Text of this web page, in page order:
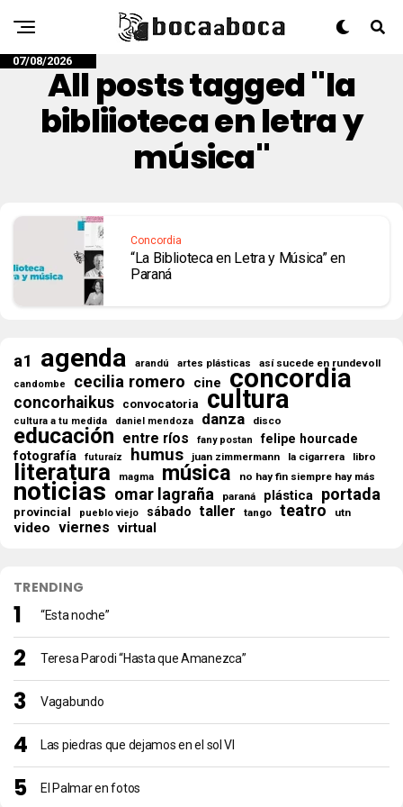
07/08/2026
All posts tagged "la
bibliioteca en letra y
música"
Concordia
“La Biblioteca en Letra y Música” en
Paraná
a1 agenda arandú artes plásticas así sucede en rundevoll
candombe cecilia romero cine concordia
concorhaikus convocatoria cultura
cultura a tu medida daniel mendoza danza disco
educación entre ríos fany postan felipe hourcade
fotografía futuraíz humus juan zimmermann la cigarrera libro
literatura magma música no hay fin siempre hay más
noticias omar lagraña paraná plástica portada
provincial pueblo viejo sábado taller tango teatro utn
video viernes virtual
TRENDING
“Esta noche”
Teresa Parodi “Hasta que Amanezca”
Vagabundo
Las piedras que dejamos en el sol VI
El Palmar en fotos